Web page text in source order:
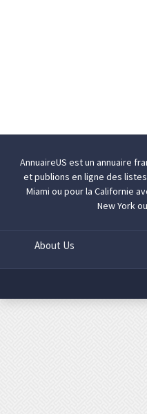
AnnuaireUS est un annuaire
et publions en ligne des
Miami ou pour la Californie
New York
About Us